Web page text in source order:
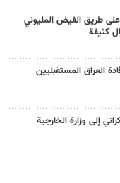
طريق الفيض المليوني
كثيفة
العراق المستقبليين
إلى وزارة الخارجية